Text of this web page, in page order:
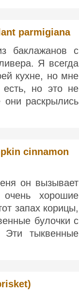
parmigiana
баклажанов с
Я всегда
кухне, но мне
но это не
раскрылись
cinnamon
он вызывает
очень хорошие
запах корицы,
булочки с
Эти тыквенные